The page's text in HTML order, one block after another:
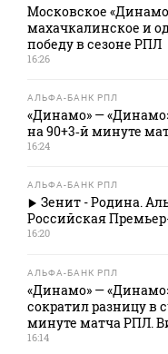
Московское
махачкалинское и
победу в сезоне РПЛ
16:26
АЛЬФА-БАНК РПЛ
«Динамо» —
на 90+3‑й минуте
16:24
АЛЬФА-БАНК РПЛ
Зенит - Родина.
Российская
16:20
АЛЬФА-БАНК РПЛ
«Динамо» —
сократил разницу в
минуте матча РПЛ.
16:14